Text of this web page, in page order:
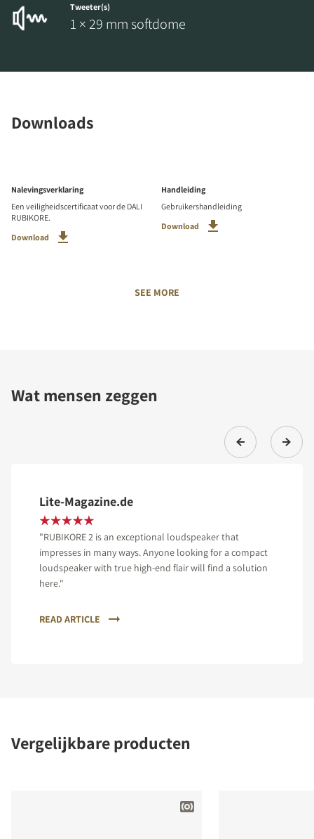
Tweeter(s)
1 × 29 mm softdome
Downloads
Nalevingsverklaring
Een veiligheidscertificaat voor de DALI
RUBIKORE.
Download
Handleiding
Gebruikershandleiding
Download
SEE MORE
Wat mensen zeggen
Lite-Magazine.de
"RUBIKORE 2 is an exceptional loudspeaker that
impresses in many ways. Anyone looking for a compact
loudspeaker with true high-end flair will find a solution
here."
READ ARTICLE
Vergelijkbare producten